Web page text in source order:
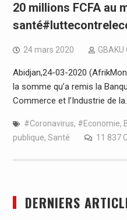
20 millions FCFA au
24 mars 2020 GBAKU
Abidjan,24-03-2020
la somme qu’a remis la
Commerce et l’Industrie de
#Coronavirus, #Economie,
publique, Santé 11 837
DERNIERS